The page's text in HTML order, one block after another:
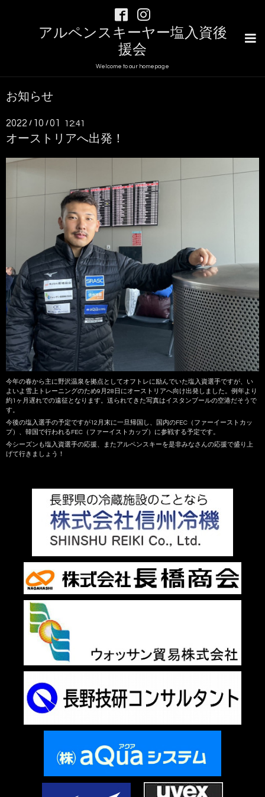
アルペンスキーヤー塩入資後
援会
Welcome to our homepage
お知らせ
2022 / 10 /01 12:41
オーストリアへ出発！
今年の春から主に野沢温泉を拠点としてオフトレに励んでいた塩入資選手ですが、い
よいよ雪上トレーニングのため9月28日にオーストリアへ向け出発しました。例年より
約1ヶ月遅れでの遠征となります。送られてきた写真はイスタンブールの空港だそうで
す。
今後の塩入選手の予定ですが12月末に一旦帰国し、国内のFEC（ファーイーストカッ
プ）、韓国で行われるFEC（ファーイストカップ）に参戦する予定です。
今シーズンも塩入資選手の応援、またアルペンスキーを是非みなさんの応援で盛り上
げて行きましょう！